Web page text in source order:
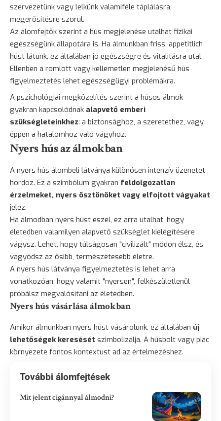
szervezetünk vagy lelkünk valamiféle táplálásra,
megerősítésre szorul.
Az álomfejtők szerint a hús megjelenése utalhat fizikai
egészségünk állapotára is. Ha álmunkban friss, appetitlich
húst látunk, ez általában jó egészségre és vitalitásra utal.
Ellenben a romlott vagy kellemetlen megjelenésű hús
figyelmeztetés lehet egészségügyi problémákra.
A pszichológiai megközelítés szerint a húsos álmok
gyakran kapcsolódnak alapvető emberi
szükségleteinkhez: a biztonsághoz, a szeretethez, vagy
éppen a hatalomhoz való vágyhoz.
Nyers hús az álmokban
A nyers hús álombeli látványa különösen intenzív üzenetet
hordoz. Ez a szimbólum gyakran feldolgozatlan
érzelmeket, nyers ösztönöket vagy elfojtott vágyakat
jelez.
Ha álmodban nyers húst eszel, ez arra utalhat, hogy
életedben valamilyen alapvető szükséglet kielégítésére
vágysz. Lehet, hogy túlságosan "civilizált" módon élsz, és
vágyódsz az ősibb, természetesebb életre.
A nyers hús látványa figyelmeztetés is lehet arra
vonatkozóan, hogy valamit "nyersen", felkészületlenül
próbálsz megvalósítani az életedben.
Nyers hús vásárlása álmokban
Amikor álmunkban nyers húst vásárolunk, ez általában új
lehetőségek keresését szimbolizálja. A húsbolt vagy piac
környezete fontos kontextust ad az értelmezéshez.
További álomfejtések
Mit jelent cigánnyal álmodni?